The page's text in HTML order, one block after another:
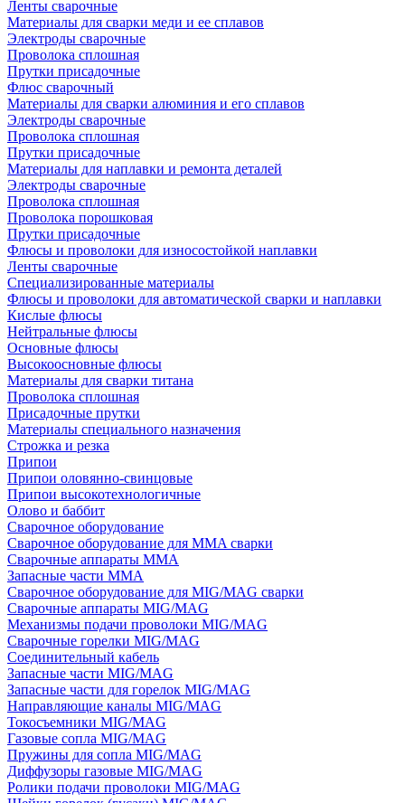
Ленты сварочные
Материалы для сварки меди и ее сплавов
Электроды сварочные
Проволока сплошная
Прутки присадочные
Флюс сварочный
Материалы для сварки алюминия и его сплавов
Электроды сварочные
Проволока сплошная
Прутки присадочные
Материалы для наплавки и ремонта деталей
Электроды сварочные
Проволока сплошная
Проволока порошковая
Прутки присадочные
Флюсы и проволоки для износостойкой наплавки
Ленты сварочные
Специализированные материалы
Флюсы и проволоки для автоматической сварки и наплавки
Кислые флюсы
Нейтральные флюсы
Основные флюсы
Высокоосновные флюсы
Материалы для сварки титана
Проволока сплошная
Присадочные прутки
Материалы специального назначения
Строжка и резка
Припои
Припои оловянно-свинцовые
Припои высокотехнологичные
Олово и баббит
Сварочное оборудование
Сварочное оборудование для MMA сварки
Сварочные аппараты MMA
Запасные части MMA
Сварочное оборудование для MIG/MAG сварки
Сварочные аппараты MIG/MAG
Механизмы подачи проволоки MIG/MAG
Сварочные горелки MIG/MAG
Соединительный кабель
Запасные части MIG/MAG
Запасные части для горелок MIG/MAG
Направляющие каналы MIG/MAG
Токосъемники MIG/MAG
Газовые сопла MIG/MAG
Пружины для сопла MIG/MAG
Диффузоры газовые MIG/MAG
Ролики подачи проволоки MIG/MAG